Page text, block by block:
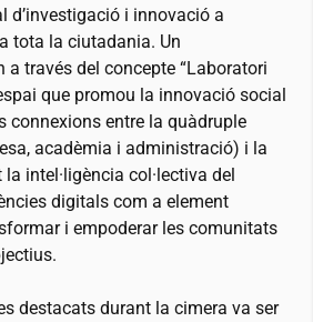
d’investigació i innovació a
tota la ciutadania. Un
a través del concepte “Laboratori
que promou la innovació social
connexions entre la quàdruple
acadèmia i administració) i la
intel·ligència col·lectiva del
digitals com a element
i empoderar les comunitats
destacats durant la cimera va ser